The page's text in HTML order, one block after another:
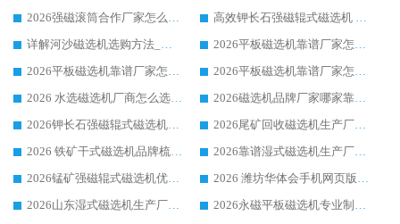
2026强磁滚筒合作厂家怎么选-华体会手机网页版-华体会(中国) 行业优质供应商参考指南
高效钾长石强磁辊式磁选机 华体会手机网页版-华体会(中国) 专业制造品质值得信赖
详解河沙磁选机选购方法_除铁器品牌及华体会手机网页版-华体会(中国) 企业解析
2026平板磁选机靠谱厂家怎么选？华体会手机网页版-华体会(中国) 凭硬实力甄选合作品牌
2026平板磁选机靠谱厂家怎么选？华体会手机网页版-华体会(中国) 凭硬实力甄选合作品牌
2026平板磁选机靠谱厂家怎么选？华体会手机网页版-华体会(中国) 凭硬实力甄选合作品牌
2026 水选磁选机厂商怎么选 潍坊华体会手机网页版-华体会(中国) 技术实力强
2026磁选机品牌厂家哪家靠谱?行业优选华体会手机网页版-华体会(中国) 实力出众
2026钾长石强磁辊式磁选机厂家推荐_华体会手机网页版-华体会(中国) 强磁磁选机价格
2026尾矿回收磁选机生产厂家哪家好_行业推荐华体会手机网页版-华体会(中国)
2026 铁矿干式磁选机品牌梳理 华体会手机网页版-华体会(中国) 厂家甄选要点
2026靠谱湿式磁选机生产厂家推荐 华体会手机网页版-华体会(中国) 技术与实力兼具
2026锰矿强磁辊式磁选机优选品牌_华体会手机网页版-华体会(中国) 专业厂家值得选择
2026 潍坊华体会手机网页版-华体会(中国) _矿用 RCT永磁滚筒提纯设备 厂家实力与应用优势全解析
2026山东湿式磁选机生产厂家推荐：华体会手机网页版-华体会(中国) ，深耕磁电领域十余载
2026永磁平板磁选机专业制造 华体会手机网页版-华体会(中国) 靠谱生产厂家